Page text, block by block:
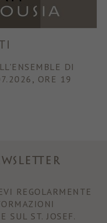
DI
ORE 19
REGOLARMENTE
SUL ST. JOSEF.